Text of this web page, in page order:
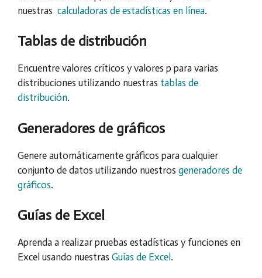
nuestras calculadoras de estadísticas en línea.
Tablas de distribución
Encuentre valores críticos y valores p para varias
distribuciones utilizando nuestras tablas de
distribución.
Generadores de gráficos
Genere automáticamente gráficos para cualquier
conjunto de datos utilizando nuestros generadores de
gráficos.
Guías de Excel
Aprenda a realizar pruebas estadísticas y funciones en
Excel usando nuestras Guías de Excel .